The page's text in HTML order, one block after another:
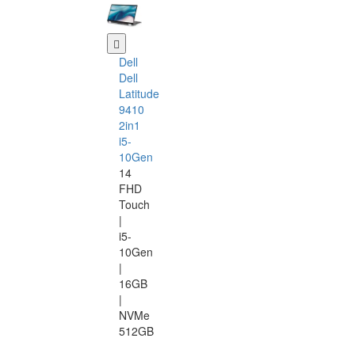
Dell
Dell
Latitude
9410
2in1
i5-
10Gen
14
FHD
Touch
|
i5-
10Gen
|
16GB
|
NVMe
512GB